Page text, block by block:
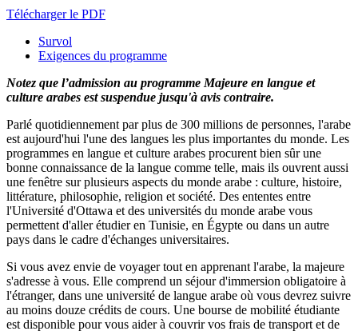
Télécharger le PDF
Survol
Exigences du programme
Notez que l’admission au programme Majeure en langue et
culture arabes est suspendue jusqu'à avis contraire.
Parlé quotidiennement par plus de 300 millions de personnes, l'arabe
est aujourd'hui l'une des langues les plus importantes du monde. Les
programmes en langue et culture arabes procurent bien sûr une
bonne connaissance de la langue comme telle, mais ils ouvrent aussi
une fenêtre sur plusieurs aspects du monde arabe : culture, histoire,
littérature, philosophie, religion et société. Des ententes entre
l'Université d'Ottawa et des universités du monde arabe vous
permettent d'aller étudier en Tunisie, en Égypte ou dans un autre
pays dans le cadre d'échanges universitaires.
Si vous avez envie de voyager tout en apprenant l'arabe, la majeure
s'adresse à vous. Elle comprend un séjour d'immersion obligatoire à
l'étranger, dans une université de langue arabe où vous devrez suivre
au moins douze crédits de cours. Une bourse de mobilité étudiante
est disponible pour vous aider à couvrir vos frais de transport et de